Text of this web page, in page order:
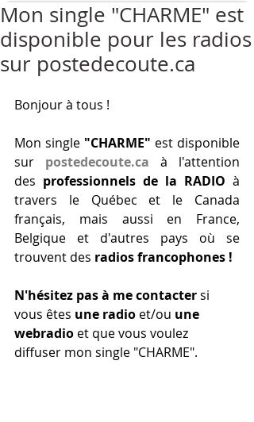
Mon single "CHARME" est
disponible pour les radios
sur postedecoute.ca
Bonjour à tous !
Mon single "CHARME" est disponible
sur postedecoute.ca à l'attention
des professionnels de la RADIO à
travers le Québec et le Canada
français, mais aussi en France,
Belgique et d'autres pays où se
trouvent des radios francophones !
N'hésitez pas à me contacter si
vous êtes une radio et/ou une
webradio et que vous voulez
diffuser mon single "CHARME".